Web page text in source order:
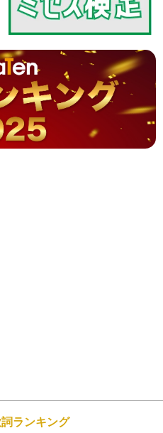
ランキング